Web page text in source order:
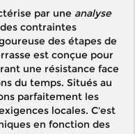
par une analyse
contraintes
des étapes de
est conçue pour
une résistance face
du temps. Situés au
parfaitement les
locales. C'est
en fonction des